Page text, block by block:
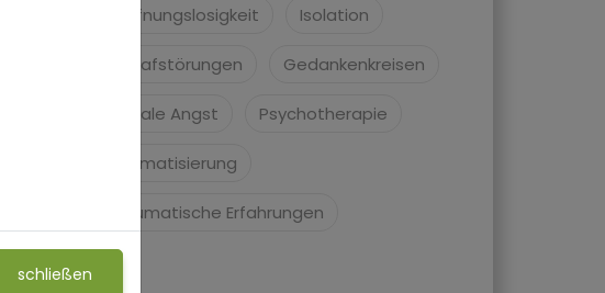
Hoffnungslosigkeit Isolation
Schlafstörungen Gedankenkreisen
Soziale Angst Psychotherapie
Stigmatisierung
Traumatische Erfahrungen
schließen